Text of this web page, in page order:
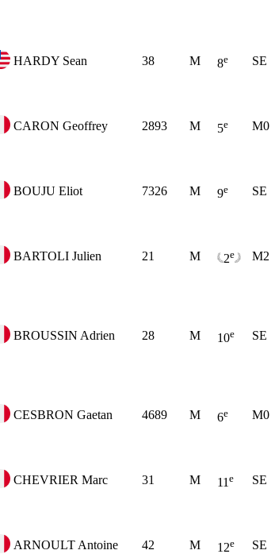
HARDY Sean 38 M 8e SE
CARON Geoffrey 2893 M 5e M0
BOUJU Eliot 7326 M 9e SE
BARTOLI Julien 21 M 2e M2
BROUSSIN Adrien 28 M 10e SE
CESBRON Gaetan 4689 M 6e M0
CHEVRIER Marc 31 M 11 e SE
ARNOULT Antoine 42 M 12e SE